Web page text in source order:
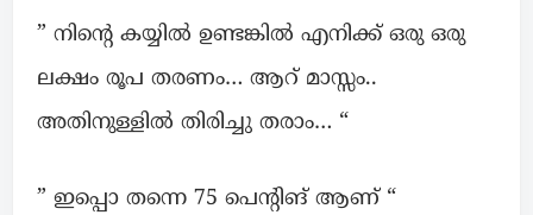
” നിന്റെ കയ്യിൽ ഉണ്ടങ്കിൽ എനിക്ക് ഒരു ഒരു
ലക്ഷം രൂപ തരണം… ആറ് മാസ്സം..
അതിനുള്ളിൽ തിരിച്ചു തരാം… “
” ഇപ്പൊ തന്നെ 75 പെന്റിങ് ആണ് “